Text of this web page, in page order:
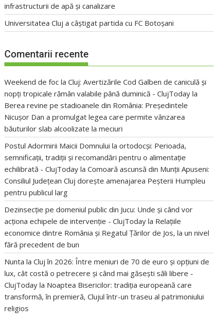
infrastructurii de apă și canalizare
Universitatea Cluj a câștigat partida cu FC Botoșani
Comentarii recente
Weekend de foc la Cluj: Avertizările Cod Galben de caniculă și
nopți tropicale rămân valabile până duminică - ClujToday la
Berea revine pe stadioanele din România: Președintele
Nicușor Dan a promulgat legea care permite vânzarea
băuturilor slab alcoolizate la meciuri
Postul Adormirii Maicii Domnului la ortodocși: Perioada,
semnificații, tradiții și recomandări pentru o alimentație
echilibrată - ClujToday laComoară ascunsă din Munții Apuseni:
Consiliul Județean Cluj dorește amenajarea Peșterii Humpleu
pentru publicul larg
Dezinsecție pe domeniul public din Jucu: Unde și când vor
acționa echipele de intervenție - ClujToday la Relațiile
economice dintre România și Regatul Țărilor de Jos, la un nivel
fără precedent de bun
Nunta la Cluj în 2026: Între meniuri de 70 de euro și opțiuni de
lux, cât costă o petrecere și când mai găsești săli libere -
ClujToday la Noaptea Bisericilor: tradiția europeană care
transformă, în premieră, Clujul într-un traseu al patrimoniului
religios